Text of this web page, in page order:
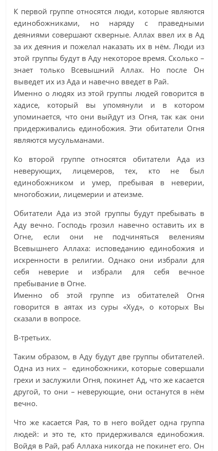
К первой группе относятся люди, которые являются
единобожниками, но наряду с праведными
деяниями совершают скверные. Аллах ввел их в Ад
за их деяния и пожелал наказать их в нём. Люди из
этой группы будут в Аду некоторое время. Сколько –
знает только Всевышний Аллах. Но после Он
выведет их из Ада и навечно введет в Рай.
Именно о людях из этой группы людей говорится в
хадисе, который вы упомянули и в котором
упоминается, что они выйдут из Огня, так как они
придерживались единобожия. Эти обитатели Огня
являются мусульманами.
Ко второй группе относятся обитатели Ада из
неверующих, лицемеров, тех, кто не был
единобожником и умер, пребывая в неверии,
многобожии, лицемерии и атеизме.
Обитатели Ада из этой группы будут пребывать в
Аду вечно. Господь грозил навечно оставить их в
Огне, если они не подчиняться велениям
Всевышнего Аллаха: исповеданию единобожия и
искренности в религии. Однако они избрали для
себя неверие и избрали для себя вечное
пребывание в Огне.
Именно об этой группе из обитателей Огня
говорится в аятах из суры «Худ», о которых Вы
сказали в вопросе.
В-третьих.
Таким образом, в Аду будут две группы обитателей.
Одна из них – единобожники, которые совершали
грехи и заслужили Огня, покинет Ад, что же касается
другой, то они – неверующие, они останутся в нём
вечно.
Что же касается Рая, то в него войдет одна группа
людей: и это те, кто придерживался единобожия.
Войдя в Рай, раб Аллаха никогда не покинет его. Он